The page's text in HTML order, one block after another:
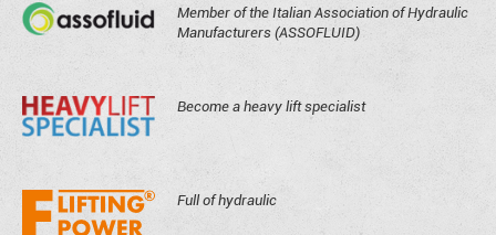
Member of the Italian Association of Hydraulic
Manufacturers (ASSOFLUID)
Become a heavy lift specialist
Full of hydraulic